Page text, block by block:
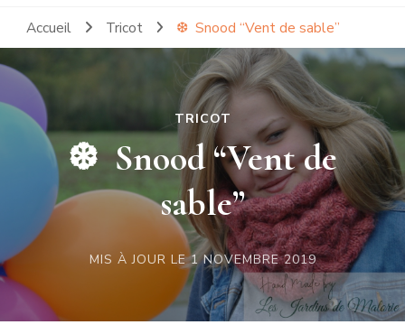
Accueil Tricot ❆ Snood “Vent de sable”
TRICOT
❆ Snood “Vent de
sable”
MIS À JOUR LE1 NOVEMBRE 2019